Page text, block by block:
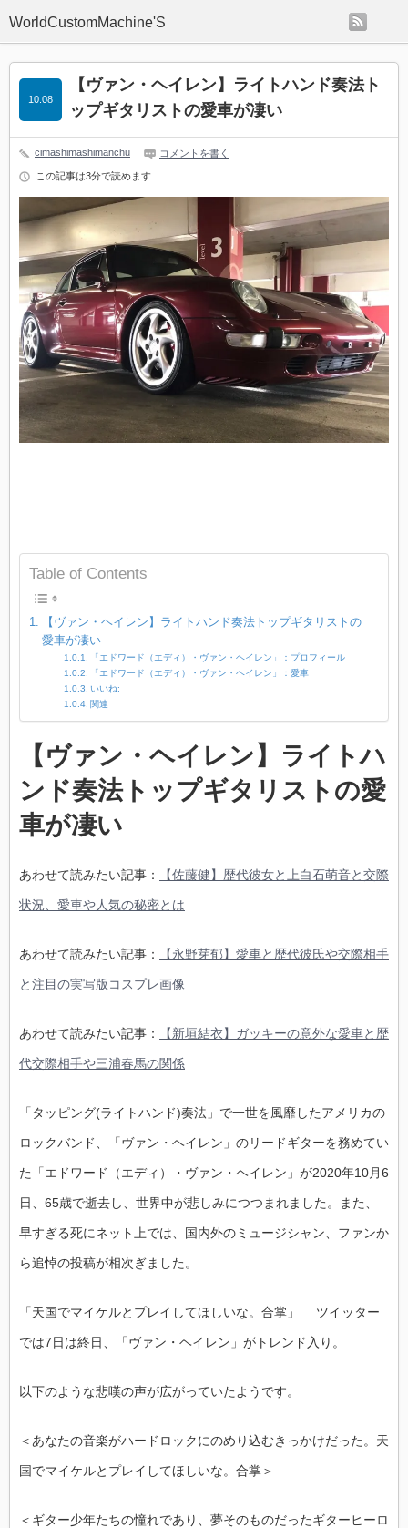
WorldCustomMachine'S
【ヴァン・ヘイレン】ライトハンド奏法ト
ップギタリストの愛車が凄い
10.08
cimashimashimanchu コメントを書く
この記事は3分で読めます
Table of Contents
【ヴァン・ヘイレン】ライトハンド奏法トップギタリストの
愛車が凄い
「エドワード（エディ）・ヴァン・ヘイレン」：プロフィール
「エドワード（エディ）・ヴァン・ヘイレン」：愛車
いいね:
関連
【ヴァン・ヘイレン】ライトハ
ンド奏法トップギタリストの愛
車が凄い
あわせて読みたい記事： 【佐藤健】歴代彼女と上白石萌音と交際
状況、愛車や人気の秘密とは
あわせて読みたい記事： 【永野芽郁】愛車と歴代彼氏や交際相手
と注目の実写版コスプレ画像
あわせて読みたい記事： 【新垣結衣】ガッキーの意外な愛車と歴
代交際相手や三浦春馬の関係
「タッピング(ライトハンド)奏法」で一世を風靡したアメリカの
ロックバンド、「ヴァン・ヘイレン」のリードギターを務めてい
た「エドワード（エディ）・ヴァン・ヘイレン」が2020年10月6
日、65歳で逝去し、世界中が悲しみにつつまれました。また、
早すぎる死にネット上では、国内外のミュージシャン、ファンか
ら追悼の投稿が相次ぎました。
「天国でマイケルとプレイしてほしいな。合掌」 ツイッター
では7日は終日、「ヴァン・ヘイレン」がトレンド入り。
以下のような悲嘆の声が広がっていたようです。
＜あなたの音楽がハードロックにのめり込むきっかけだった。天
国でマイケルとプレイしてほしいな。合掌＞
＜ギター少年たちの憧れであり、夢そのものだったギターヒーロ